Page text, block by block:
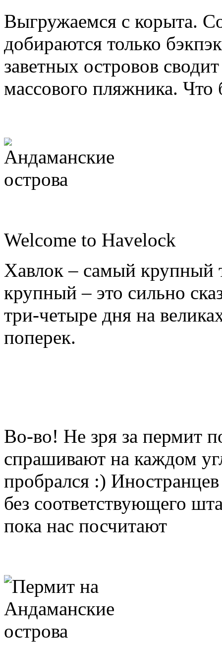
Выгружаемся с корыта.
добираются только
заветных островов
массового пляжника. Что
Welcome to Havelock
Хавлок – самый крупный
крупный – это сильно
три-четыре дня на
поперек.
Во-во! Не зря за пермит
спрашивают на каждом
пробрался :)
без соответствующего
пока нас посчитают